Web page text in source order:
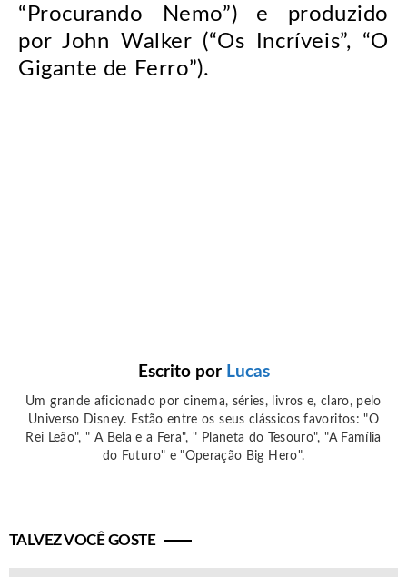
“Procurando Nemo”) e produzido
por John Walker (“Os Incríveis”, “O
Gigante de Ferro”).
Escrito por Lucas
Um grande aficionado por cinema, séries, livros e, claro, pelo
Universo Disney. Estão entre os seus clássicos favoritos: "O
Rei Leão", " A Bela e a Fera", " Planeta do Tesouro", "A Família
do Futuro" e "Operação Big Hero".
TALVEZ VOCÊ GOSTE